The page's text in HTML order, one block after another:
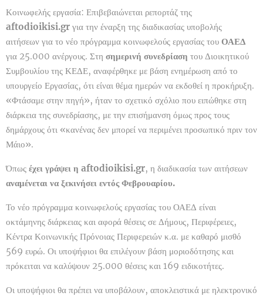
Κοινωφελής εργασία: Επιβεβαιώνεται ρεπορτάζ της
aftodioikisi.gr για την έναρξη της διαδικασίας υποβολής
αιτήσεων για το νέο πρόγραμμα κοινωφελούς εργασίας του ΟΑΕΔ
για 25.000 ανέργους. Στη σημερινή συνεδρίαση του Διοικητικού
Συμβουλίου της ΚΕΔΕ, αναφέρθηκε με βάση ενημέρωση από το
υπουργείο Εργασίας, ότι είναι θέμα ημερών να εκδοθεί η προκήρυξη.
«Φτάσαμε στην πηγή», ήταν το σχετικό σχόλιο που ειπώθηκε στη
διάρκεια της συνεδρίασης, με την επισήμανση όμως προς τους
δημάρχους ότι «κανένας δεν μπορεί να περιμένει προσωπικό πριν τον
Μάιο».
Όπως έχει γράψει η aftodioikisi.gr, η διαδικασία των αιτήσεων
αναμένεται να ξεκινήσει εντός Φεβρουαρίου.
Το νέο πρόγραμμα κοινωφελούς εργασίας του ΟΑΕΔ είναι
οκτάμηνης διάρκειας και αφορά θέσεις σε Δήμους, Περιφέρειες,
Κέντρα Κοινωνικής Πρόνοιας Περιφερειών κ.α. με καθαρό μισθό
569 ευρώ. Οι υποψήφιοι θα επιλέγουν βάση μοριοδότησης και
πρόκειται να καλύψουν 25.000 θέσεις και 169 ειδικοτήτες.
Οι υποψήφιοι θα πρέπει να υποβάλουν, αποκλειστικά με ηλεκτρονικό